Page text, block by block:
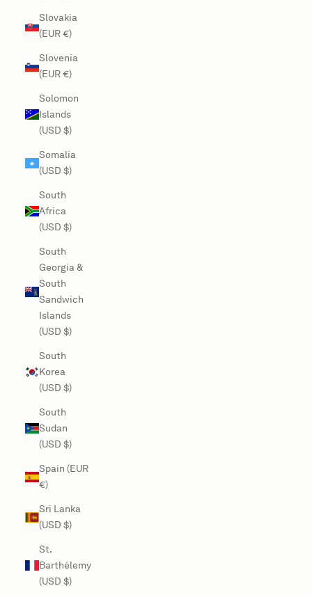
Slovakia
(EUR €)
Slovenia
(EUR €)
Solomon
Islands
(USD $)
Somalia
(USD $)
South
Africa
(USD $)
South
Georgia &
South
Sandwich
Islands
(USD $)
South
Korea
(USD $)
South
Sudan
(USD $)
Spain (EUR
€)
Sri Lanka
(USD $)
St.
Barthélemy
(USD $)